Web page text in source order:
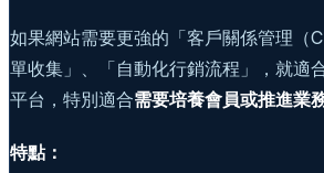
如果網站需要更強的「客戶關係管理（
單收集」、「自動化行銷流程」，就適
平台，特別適合需要培養會員或推進業
特點：